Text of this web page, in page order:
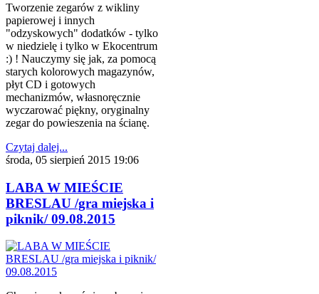
Tworzenie zegarów z wikliny
papierowej i innych
"odzyskowych" dodatków - tylko
w niedzielę i tylko w Ekocentrum
:) ! Nauczymy się jak, za pomocą
starych kolorowych magazynów,
płyt CD i gotowych
mechanizmów, własnoręcznie
wyczarować piękny, oryginalny
zegar do powieszenia na ścianę.
Czytaj dalej...
środa, 05 sierpień 2015 19:06
LABA W MIEŚCIE
BRESLAU /gra miejska i
piknik/ 09.08.2015